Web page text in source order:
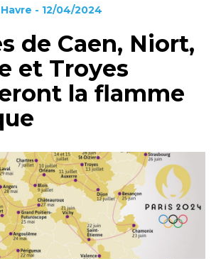
- 12/04/2024
de Caen, Niort,
et Troyes
la flamme